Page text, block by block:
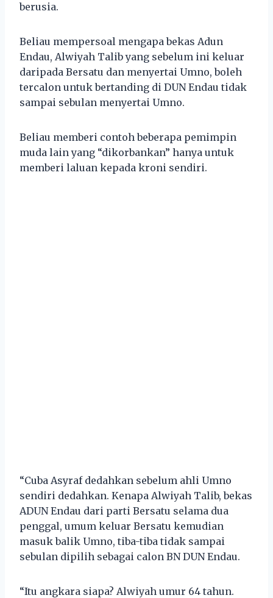
berusia.
Beliau mempersoal mengapa bekas Adun
Endau, Alwiyah Talib yang sebelum ini keluar
daripada Bersatu dan menyertai Umno, boleh
tercalon untuk bertanding di DUN Endau tidak
sampai sebulan menyertai Umno.
Beliau memberi contoh beberapa pemimpin
muda lain yang “dikorbankan” hanya untuk
memberi laluan kepada kroni sendiri.
“Cuba Asyraf dedahkan sebelum ahli Umno
sendiri dedahkan. Kenapa Alwiyah Talib, bekas
ADUN Endau dari parti Bersatu selama dua
penggal, umum keluar Bersatu kemudian
masuk balik Umno, tiba-tiba tidak sampai
sebulan dipilih sebagai calon BN DUN Endau.
“Itu angkara siapa? Alwiyah umur 64 tahun.